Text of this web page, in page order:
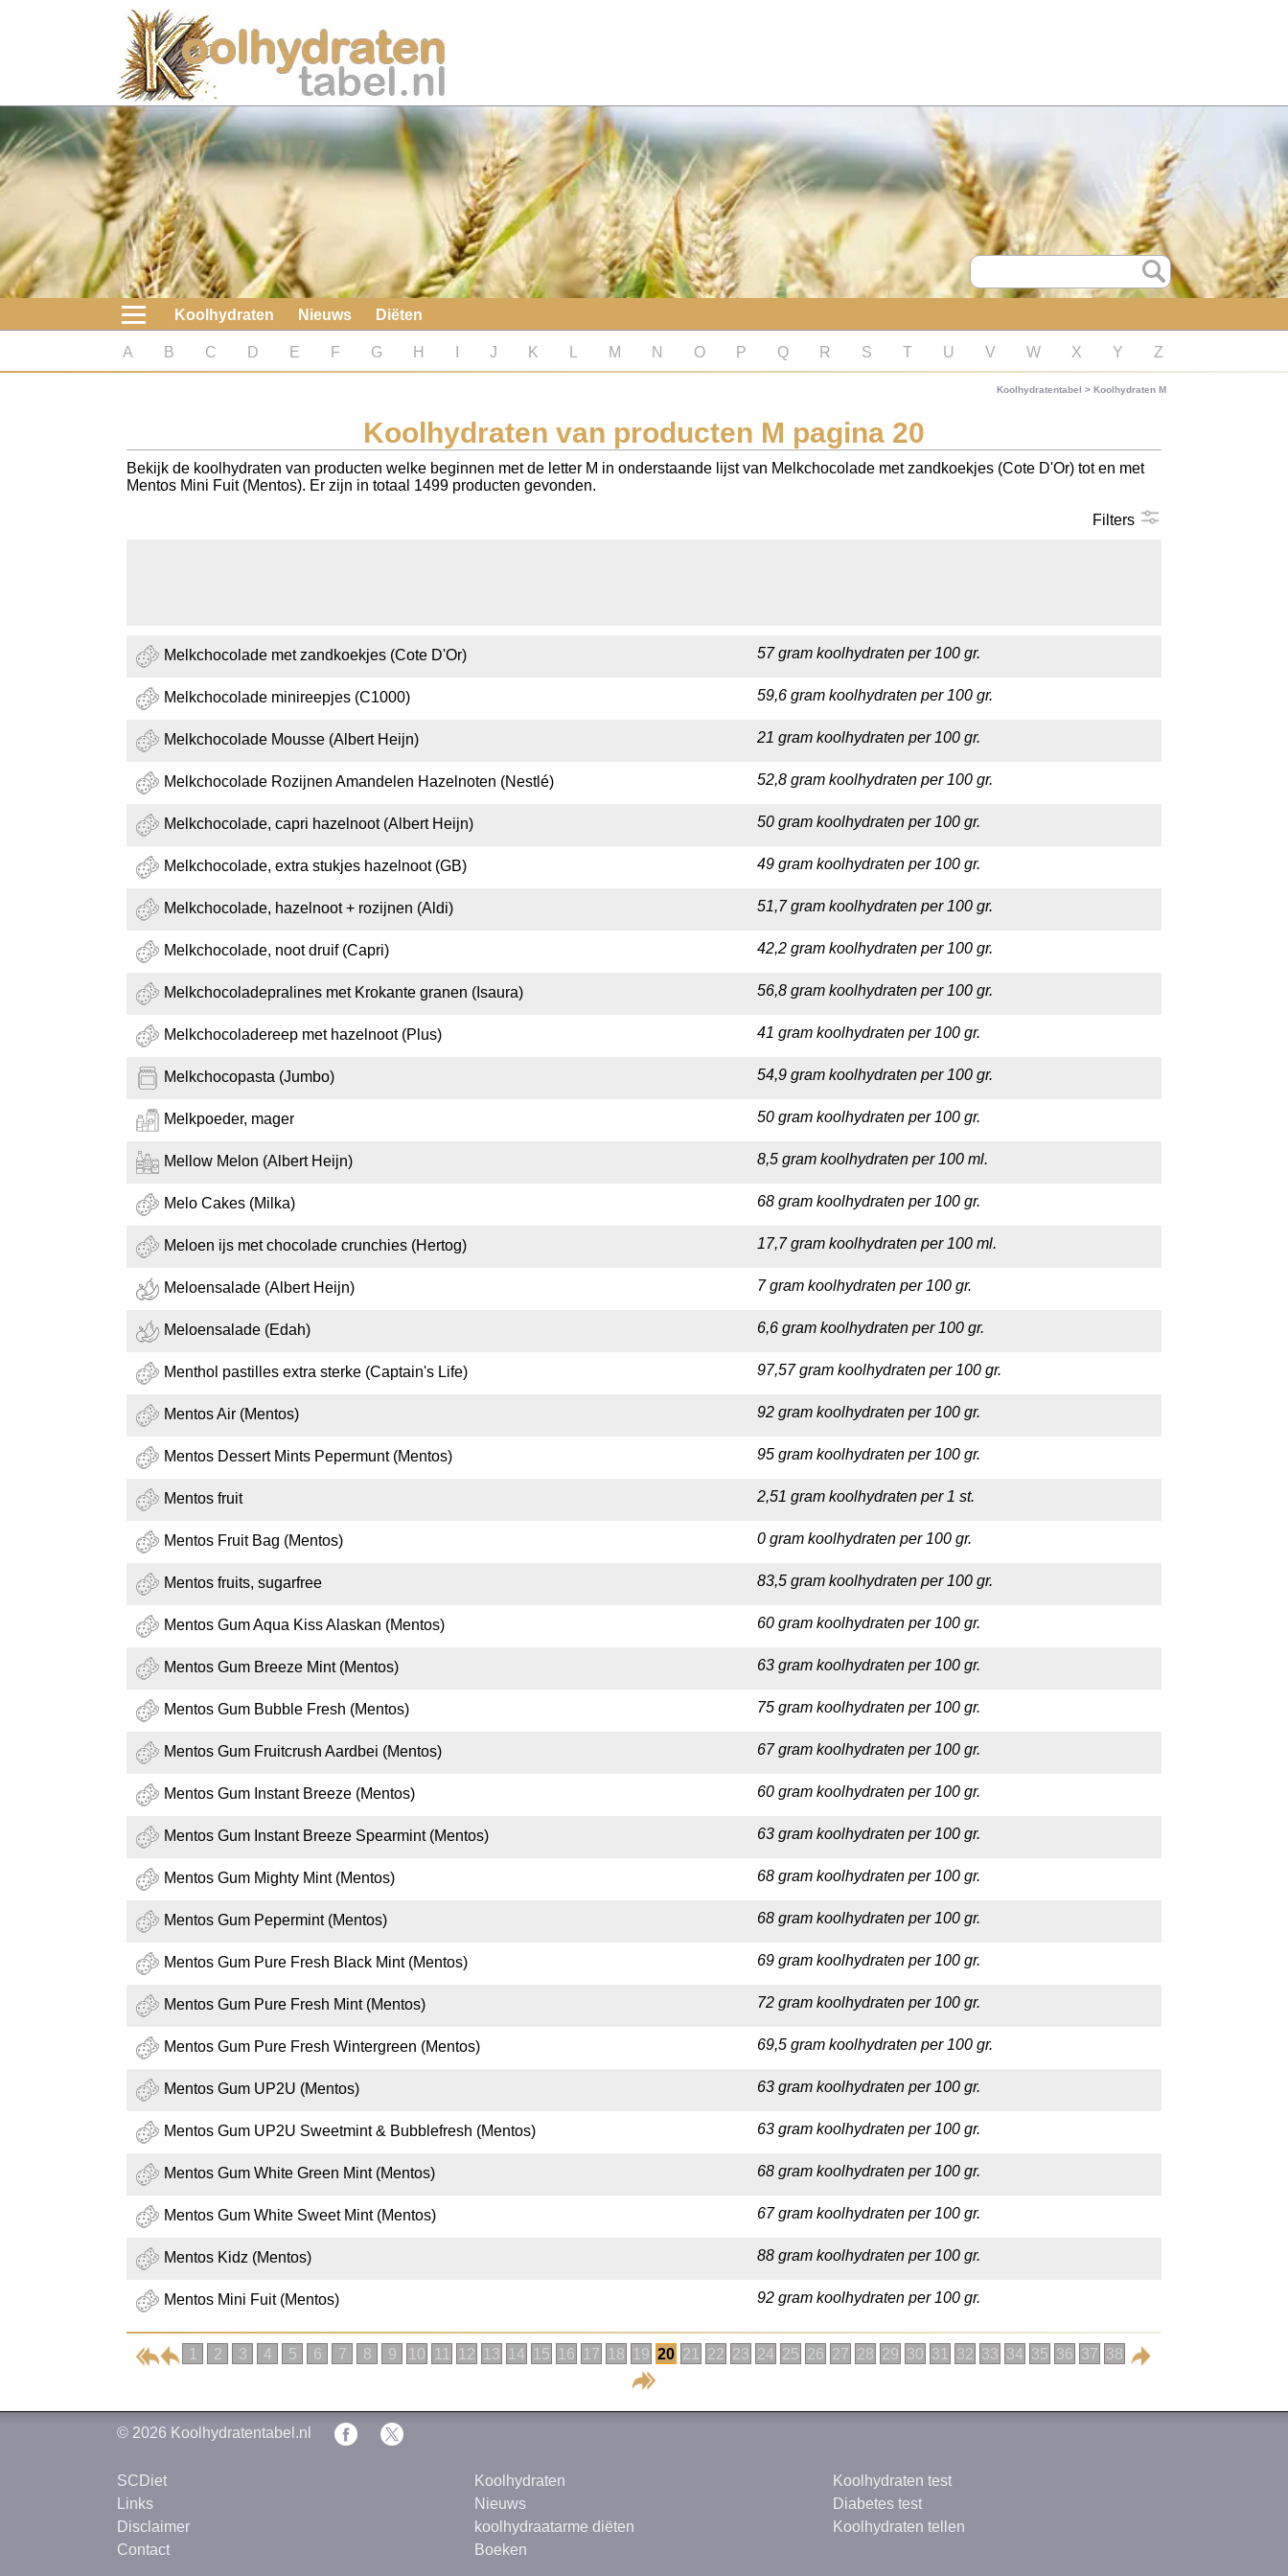
Koolhydraten
Nieuws
Koolhydraatarme diëten
Boeken
koolhydraatarme diëten
Diabetes test
Koolhydraten tellen
Koolhydraten Nieuws Diëten
A B C D E F G H J K M N O P Q R S T U V W X Y Z
Koolhydratentabel > Koolhydraten M
Koolhydraten van producten M pagina 20
Bekijk de koolhydraten van producten welke beginnen met de letter M in onderstaande lijst van Melkchocolade met zandkoekjes (Cote D'Or) tot en met
Mentos Mini Fuit (Mentos). Er zijn in totaal 1499 producten gevonden.
Filters
Melkchocolade met zandkoekjes (Cote D'Or) 57 gram koolhydraten per 100 gr.
Melkchocolade minireepjes (C1000) 59,6 gram koolhydraten per 100 gr.
Melkchocolade Mousse (Albert Heijn) 21 gram koolhydraten per 100 gr.
Melkchocolade Rozijnen Amandelen Hazelnoten (Nestlé) 52,8 gram koolhydraten per 100 gr.
Melkchocolade, capri hazelnoot (Albert Heijn) 50 gram koolhydraten per 100 gr.
Melkchocolade, extra stukjes hazelnoot (GB) 49 gram koolhydraten per 100 gr.
Melkchocolade, hazelnoot + rozijnen (Aldi) 51,7 gram koolhydraten per 100 gr.
Melkchocolade, noot druif (Capri) 42,2 gram koolhydraten per 100 gr.
Melkchocoladepralines met Krokante granen (Isaura) 56,8 gram koolhydraten per 100 gr.
Melkchocoladereep met hazelnoot (Plus) 41 gram koolhydraten per 100 gr.
Melkchocopasta (Jumbo) 54,9 gram koolhydraten per 100 gr.
Melkpoeder, mager 50 gram koolhydraten per 100 gr.
Mellow Melon (Albert Heijn) 8,5 gram koolhydraten per 100 ml.
Melo Cakes (Milka) 68 gram koolhydraten per 100 gr.
Meloen ijs met chocolade crunchies (Hertog) 17,7 gram koolhydraten per 100 ml.
Meloensalade (Albert Heijn) 7 gram koolhydraten per 100 gr.
Meloensalade (Edah) 6,6 gram koolhydraten per 100 gr.
Menthol pastilles extra sterke (Captain's Life) 97,57 gram koolhydraten per 100 gr.
Mentos Air (Mentos) 92 gram koolhydraten per 100 gr.
Mentos Dessert Mints Pepermunt (Mentos) 95 gram koolhydraten per 100 gr.
Mentos fruit 2,51 gram koolhydraten per 1 st.
Mentos Fruit Bag (Mentos) 0 gram koolhydraten per 100 gr.
Mentos fruits, sugarfree 83,5 gram koolhydraten per 100 gr.
Mentos Gum Aqua Kiss Alaskan (Mentos) 60 gram koolhydraten per 100 gr.
Mentos Gum Breeze Mint (Mentos) 63 gram koolhydraten per 100 gr.
Mentos Gum Bubble Fresh (Mentos) 75 gram koolhydraten per 100 gr.
Mentos Gum Fruitcrush Aardbei (Mentos) 67 gram koolhydraten per 100 gr.
Mentos Gum Instant Breeze (Mentos) 60 gram koolhydraten per 100 gr.
Mentos Gum Instant Breeze Spearmint (Mentos) 63 gram koolhydraten per 100 gr.
Mentos Gum Mighty Mint (Mentos) 68 gram koolhydraten per 100 gr.
Mentos Gum Pepermint (Mentos) 68 gram koolhydraten per 100 gr.
Mentos Gum Pure Fresh Black Mint (Mentos) 69 gram koolhydraten per 100 gr.
Mentos Gum Pure Fresh Mint (Mentos) 72 gram koolhydraten per 100 gr.
Mentos Gum Pure Fresh Wintergreen (Mentos) 69,5 gram koolhydraten per 100 gr.
Mentos Gum UP2U (Mentos) 63 gram koolhydraten per 100 gr.
Mentos Gum UP2U Sweetmint & Bubblefresh (Mentos) 63 gram koolhydraten per 100 gr.
Mentos Gum White Green Mint (Mentos) 68 gram koolhydraten per 100 gr.
Mentos Gum White Sweet Mint (Mentos) 67 gram koolhydraten per 100 gr.
Mentos Kidz (Mentos) 88 gram koolhydraten per 100 gr.
Mentos Mini Fuit (Mentos) 92 gram koolhydraten per 100 gr.
1 2 3 4 5 6 7 8 9 10 11 12 13 14 15 16 17 18 19 20 21 22 23 24 25 26 27 28 29 30 31 32 33 34 35 36 37 38
© 2026 Koolhydratentabel.nl
SCDiet
Links
Disclaimer
Contact
Koolhydraten
Nieuws
koolhydraatarme diëten
Boeken
Koolhydraten test
Diabetes test
Koolhydraten tellen